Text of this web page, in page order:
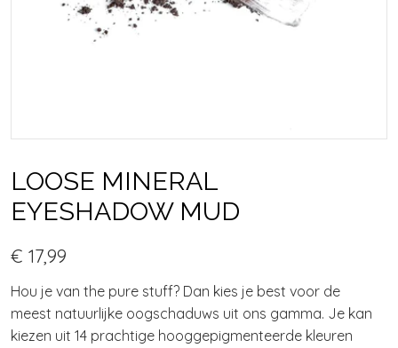
LOOSE MINERAL
EYESHADOW MUD
€ 17,99
Hou je van the pure stuff? Dan kies je best voor de
meest natuurlijke oogschaduws uit ons gamma. Je kan
kiezen uit 14 prachtige hooggepigmenteerde kleuren